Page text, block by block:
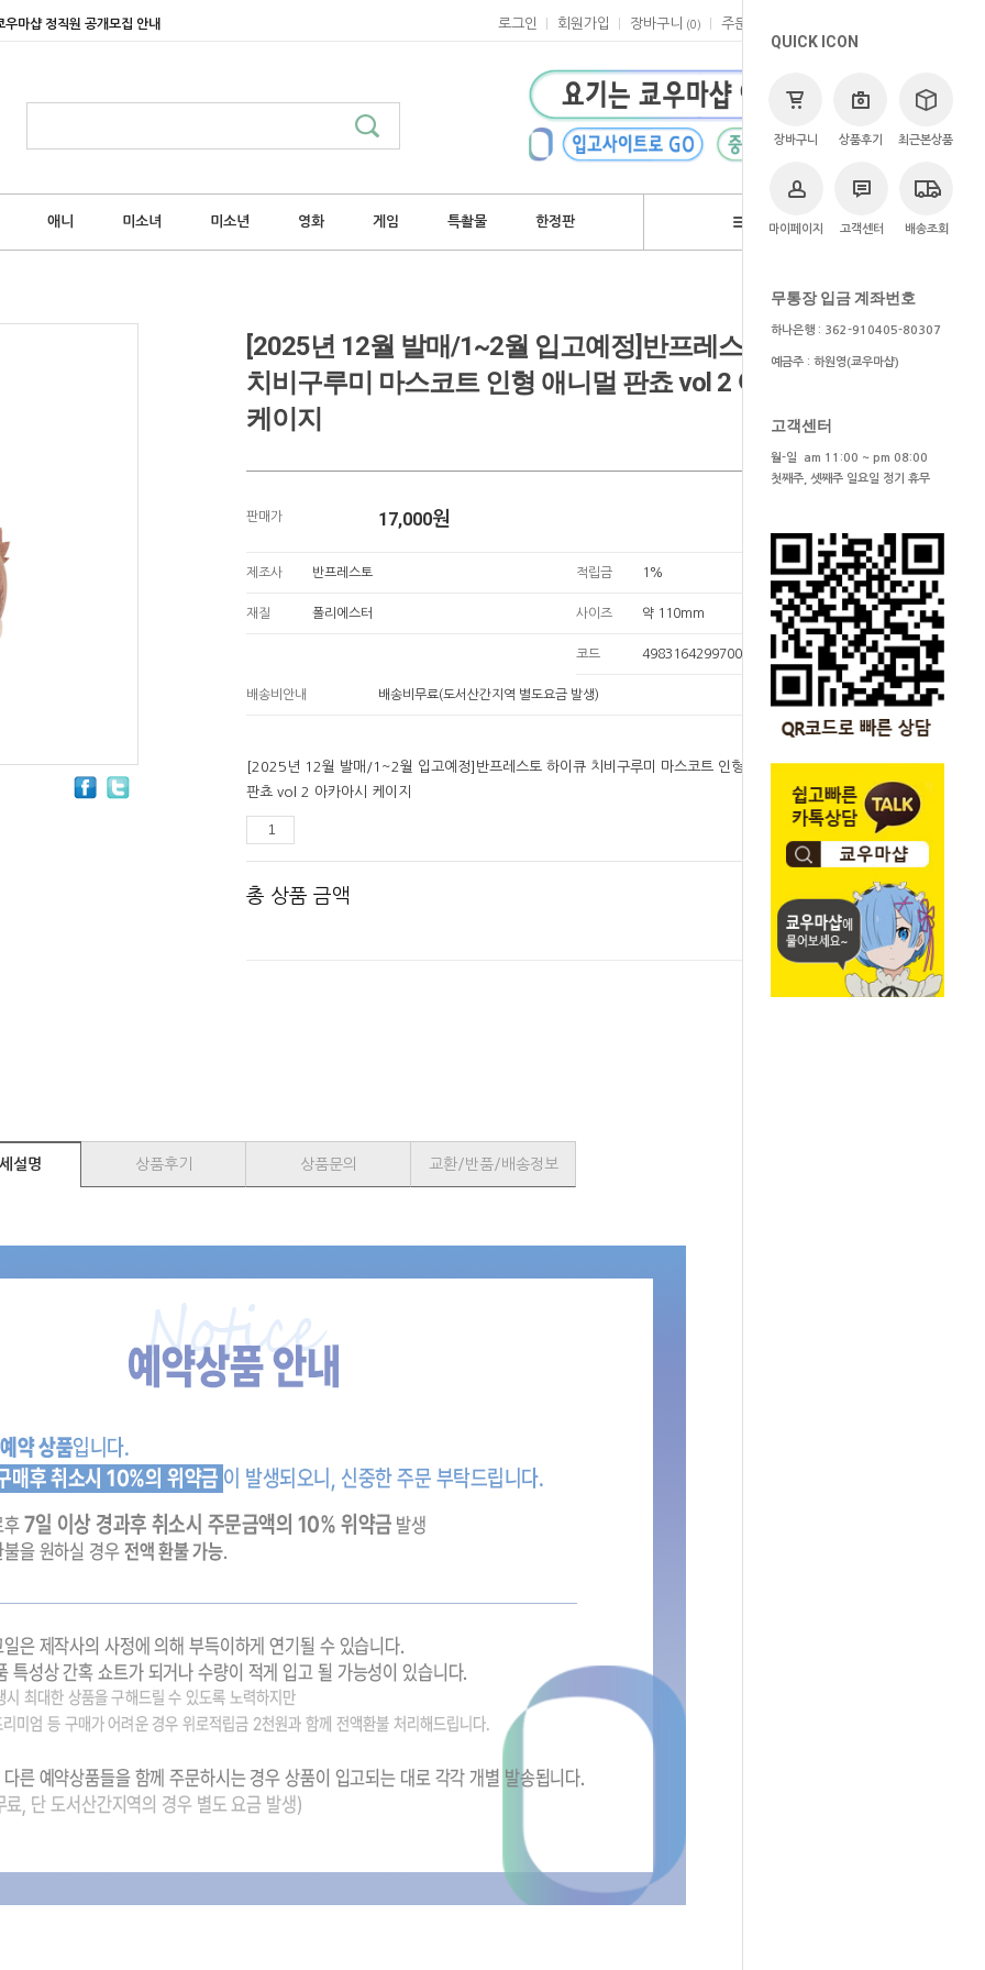
우마샵 정직원 공개모집 안내 로그인 회원가입 장바구니 (0 ) 주문
애니 미소녀 미소년 영화 게임 특촬물 한정판 브랜드
QUICK ICON
장바구니 상품후기 최근본상품
마이페이지 고객센터 배송조회
무통장 입금 계좌번호
하나은행 : 362-910405-80307
예금주 : 하원영(쿄우마샵)
고객센터
월-일 am 11:00 ~ pm 08:00
첫째주, 셋째주 일요일 정기 휴무
> 쿄우마 > 예약상품
[2025년 12월 발매/1~2월 입고예정]반프레스토 하이큐
치비구루미 마스코트 인형 애니멀 판쵸 vol 2 아카아시
케이지
판매가 17,000원
제조사 반프레스토 적립금 1%
재질 폴리에스터 사이즈 약 110mm
코드 4983164299700
배송비안내 배송비무료(도서산간지역 별도요금 발생)
[2025년 12월 발매/1~2월 입고예정]반프레스토 하이큐 치비구루미 마스코트 인형 애니멀
판쵸 vol 2 아카아시 케이지
17,000원
총 상품 금액 17,000 원
설명 상품후기 상품문의 교환/반품/배송정보